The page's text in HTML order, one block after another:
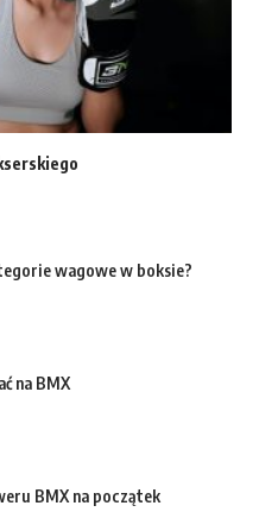
wagowe w boksie?
na BMX
BMX na początek